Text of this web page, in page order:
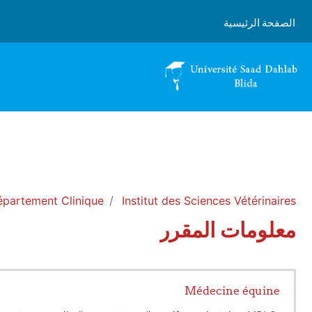
الصفحة الرئيسية
Institut des Sciences Vétérinaires
Clinique
معلومات المقرر
Médecine équine